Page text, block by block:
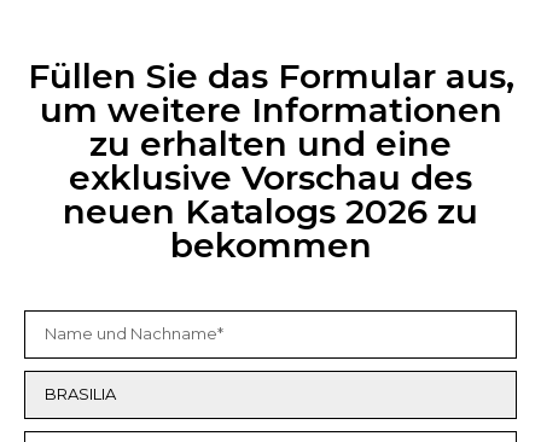
Füllen Sie das Formular aus,
um weitere Informationen
zu erhalten und eine
exklusive Vorschau des
neuen Katalogs 2026 zu
bekommen